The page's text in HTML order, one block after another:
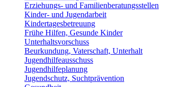
Erziehungs- und Familienberatungsstellen
Kinder- und Jugendarbeit
Kindertagesbetreuung
Frühe Hilfen, Gesunde Kinder
Unterhaltsvorschuss
Beurkundung, Vaterschaft, Unterhalt
Jugendhilfeausschuss
Jugendhilfeplanung
Jugendschutz, Suchtprävention